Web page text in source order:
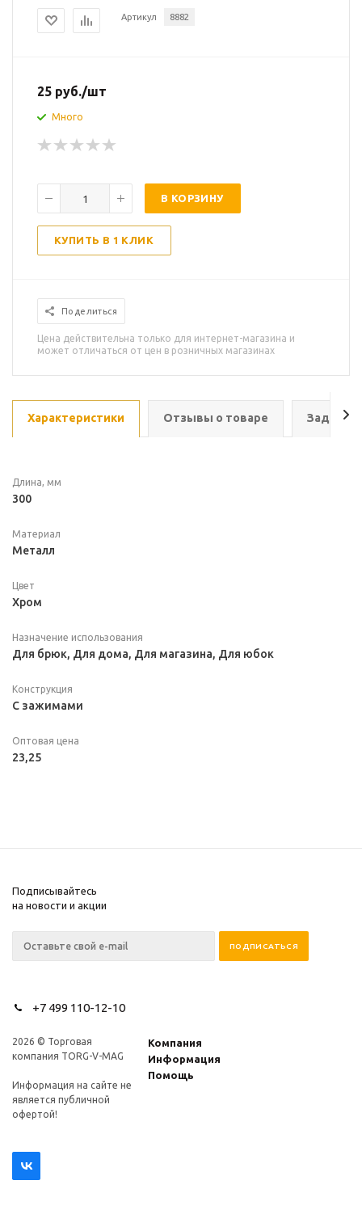
Артикул 8882
25 руб./шт
Много
В КОРЗИНУ
КУПИТЬ В 1 КЛИК
Поделиться
Цена действительна только для интернет-магазина и
может отличаться от цен в розничных магазинах
Характеристики Отзывы о товаре Задать
Длина, мм
300
Материал
Металл
Цвет
Хром
Назначение использования
Для брюк, Для дома, Для магазина, Для юбок
Конструкция
С зажимами
Оптовая цена
23,25
Подписывайтесь
на новости и акции
+7 499 110-12-10
2026 © Торговая
компания TORG-V-MAG
Информация на сайте не
является публичной
офертой!
Компания
Информация
Помощь